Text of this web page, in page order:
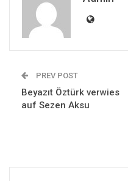
PREV POST
Beyazıt Öztürk verwies
auf Sezen Aksu